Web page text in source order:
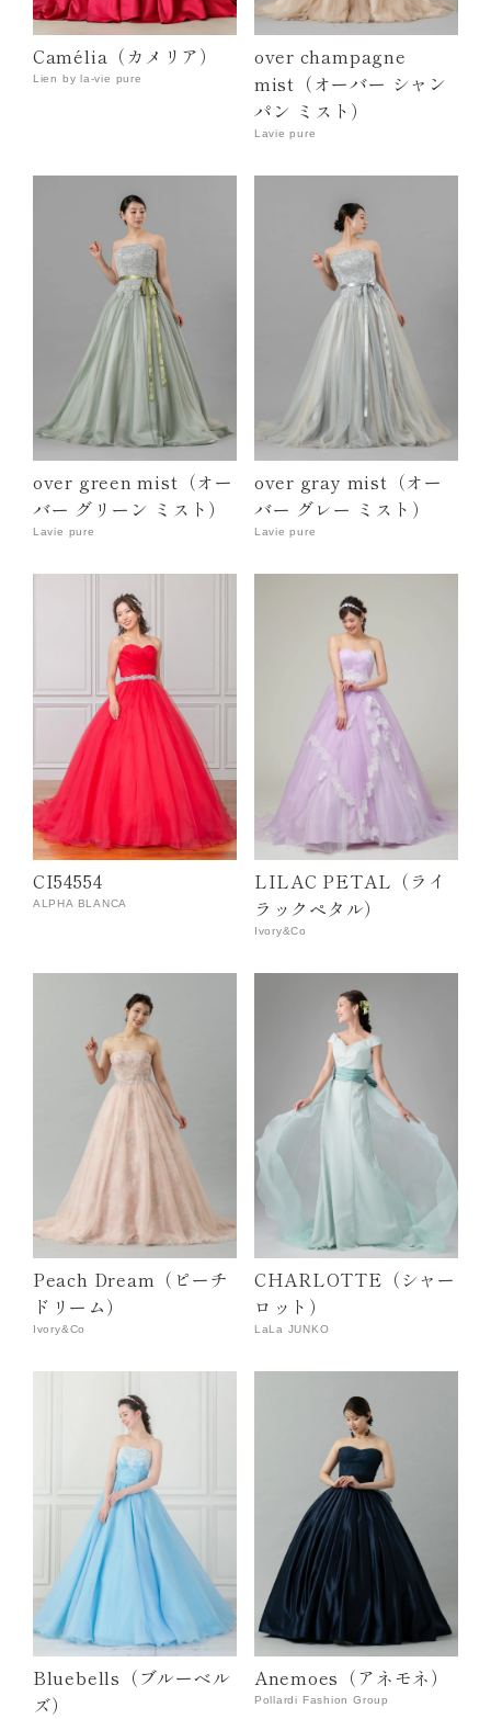
Camélia（カメリア）
Lien by la-vie pure
over champagne
mist（オーバー シャン
パン ミスト）
Lavie pure
over green mist（オー
バー グリーン ミスト）
Lavie pure
over gray mist（オー
バー グレー ミスト）
Lavie pure
CI54554
ALPHA BLANCA
LILAC PETAL（ライ
ラックペタル）
Ivory&Co
Peach Dream（ピーチ
ドリーム）
Ivory&Co
CHARLOTTE（シャー
ロット）
LaLa JUNKO
Bluebells（ブルーベル
ズ）
Anemoes（アネモネ）
Pollardi Fashion Group